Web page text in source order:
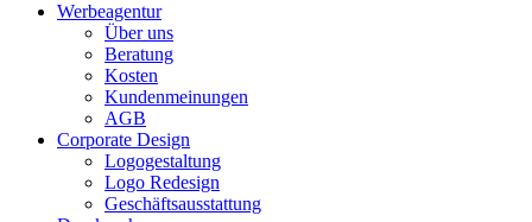
Werbeagentur
Über uns
Beratung
Kosten
Kundenmeinungen
AGB
Corporate Design
Logogestaltung
Logo Redesign
Geschäftsausstattung